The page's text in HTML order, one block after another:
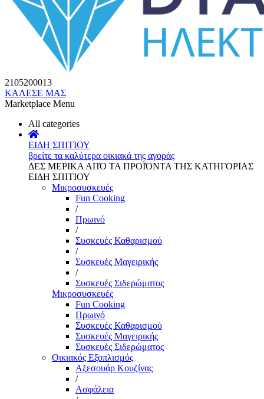
2105200013
ΚΑΛΕΣΕ ΜΑΣ
Marketplace Menu
All categories
ΕΙΔΗ ΣΠΙΤΙΟΥ
βρείτε τα καλύτερα οικιακά της αγοράς
ΔΕΣ ΜΕΡΙΚΑ ΑΠΌ ΤΑ ΠΡΟΪΌΝΤΑ ΤΗΣ ΚΑΤΗΓΟΡΙΑΣ
ΕΙΔΗ ΣΠΙΤΙΟΥ
Μικροσυσκευές
Fun Cooking
/
Πρωινό
/
Συσκευές Καθαρισμού
/
Συσκευές Μαγειρικής
/
Συσκευές Σιδερώματος
Μικροσυσκευές
Fun Cooking
Πρωινό
Συσκευές Καθαρισμού
Συσκευές Μαγειρικής
Συσκευές Σιδερώματος
Οικιακός Εξοπλισμός
Αξεσουάρ Κουζίνας
/
Ασφάλεια